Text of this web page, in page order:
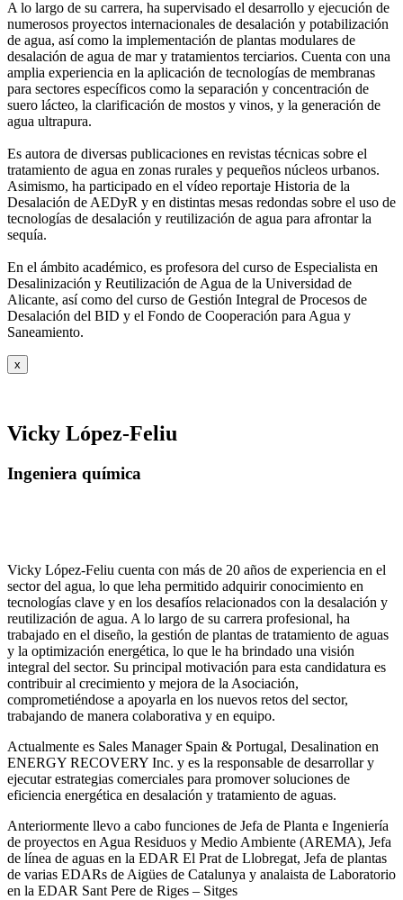
A lo largo de su carrera, ha supervisado el desarrollo y ejecución de
numerosos proyectos internacionales de desalación y potabilización
de agua, así como la implementación de plantas modulares de
desalación de agua de mar y tratamientos terciarios. Cuenta con una
amplia experiencia en la aplicación de tecnologías de membranas
para sectores específicos como la separación y concentración de
suero lácteo, la clarificación de mostos y vinos, y la generación de
agua ultrapura.
Es autora de diversas publicaciones en revistas técnicas sobre el
tratamiento de agua en zonas rurales y pequeños núcleos urbanos.
Asimismo, ha participado en el vídeo reportaje Historia de la
Desalación de AEDyR y en distintas mesas redondas sobre el uso de
tecnologías de desalación y reutilización de agua para afrontar la
sequía.
En el ámbito académico, es profesora del curso de Especialista en
Desalinización y Reutilización de Agua de la Universidad de
Alicante, así como del curso de Gestión Integral de Procesos de
Desalación del BID y el Fondo de Cooperación para Agua y
Saneamiento.
x
Vicky López-Feliu
Ingeniera química
Vicky López-Feliu cuenta con más de 20 años de experiencia en el
sector del agua, lo que leha permitido adquirir conocimiento en
tecnologías clave y en los desafíos relacionados con la desalación y
reutilización de agua. A lo largo de su carrera profesional, ha
trabajado en el diseño, la gestión de plantas de tratamiento de aguas
y la optimización energética, lo que le ha brindado una visión
integral del sector. Su principal motivación para esta candidatura es
contribuir al crecimiento y mejora de la Asociación,
comprometiéndose a apoyarla en los nuevos retos del sector,
trabajando de manera colaborativa y en equipo.
Actualmente es Sales Manager Spain & Portugal, Desalination en
ENERGY RECOVERY Inc. y es la responsable de desarrollar y
ejecutar estrategias comerciales para promover soluciones de
eficiencia energética en desalación y tratamiento de aguas.
Anteriormente llevo a cabo funciones de Jefa de Planta e Ingeniería
de proyectos en Agua Residuos y Medio Ambiente (AREMA), Jefa
de línea de aguas en la EDAR El Prat de Llobregat, Jefa de plantas
de varias EDARs de Aigües de Catalunya y analaista de Laboratorio
en la EDAR Sant Pere de Riges – Sitges